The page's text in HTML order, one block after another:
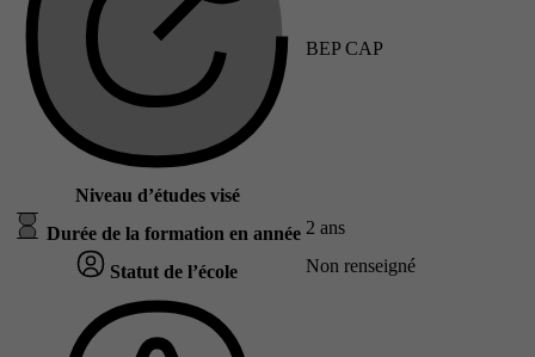
Niveau d’études visé
BEP CAP
Durée de la formation en année 2 ans
Statut de l’école Non renseigné